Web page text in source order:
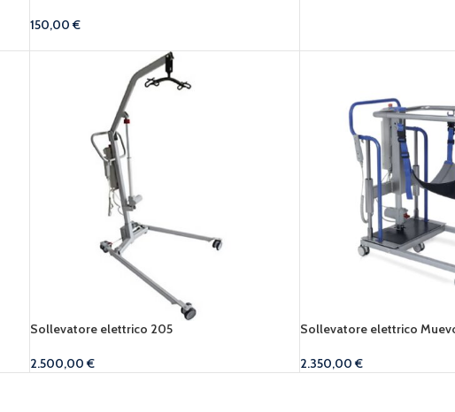
150,00€
Sollevatore elettrico 205
2.500,00€
Sollevatore elettrico
2.350,00€